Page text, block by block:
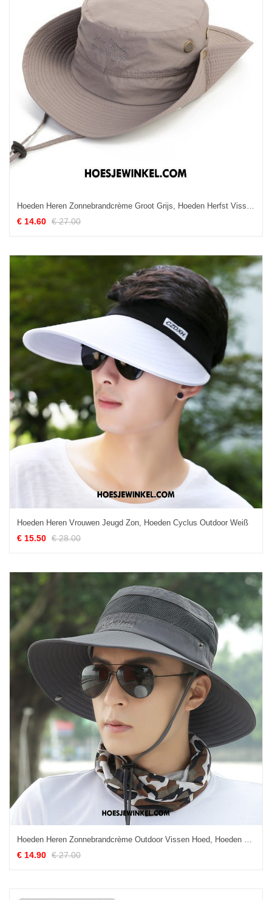
Hoeden Heren Zonnebrandcrème Groot Grijs, Hoeden Herfst Vissersmuts
€ 14.60 € 27.00
Hoeden Heren Vrouwen Jeugd Zon, Hoeden Cyclus Outdoor Weiß
€ 15.50 € 28.00
Hoeden Heren Zonnebrandcrème Outdoor Vissen Hoed, Hoeden Zomer Mode
€ 14.90 € 27.00